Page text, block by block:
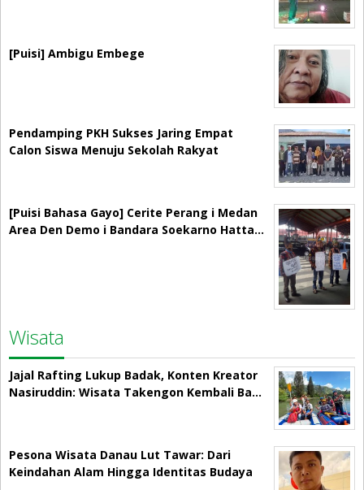
[Puisi] Ambigu Embege
Pendamping PKH Sukses Jaring Empat
Calon Siswa Menuju Sekolah Rakyat
[Puisi Bahasa Gayo] Cerite Perang i Medan
Area Den Demo i Bandara Soekarno Hatta…
Wisata
Jajal Rafting Lukup Badak, Konten Kreator
Nasiruddin: Wisata Takengon Kembali Ba…
Pesona Wisata Danau Lut Tawar: Dari
Keindahan Alam Hingga Identitas Budaya